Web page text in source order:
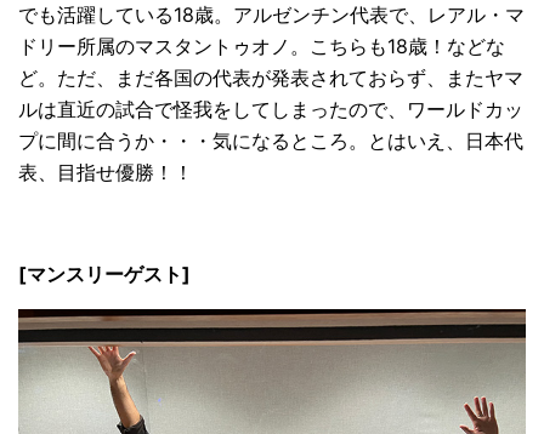
でも活躍している18歳。アルゼンチン代表で、レアル・マ
ドリー所属のマスタントゥオノ。こちらも18歳！などな
ど。ただ、まだ各国の代表が発表されておらず、またヤマ
ルは直近の試合で怪我をしてしまったので、ワールドカッ
プに間に合うか・・・気になるところ。とはいえ、日本代
表、目指せ優勝！！
[マンスリーゲスト]